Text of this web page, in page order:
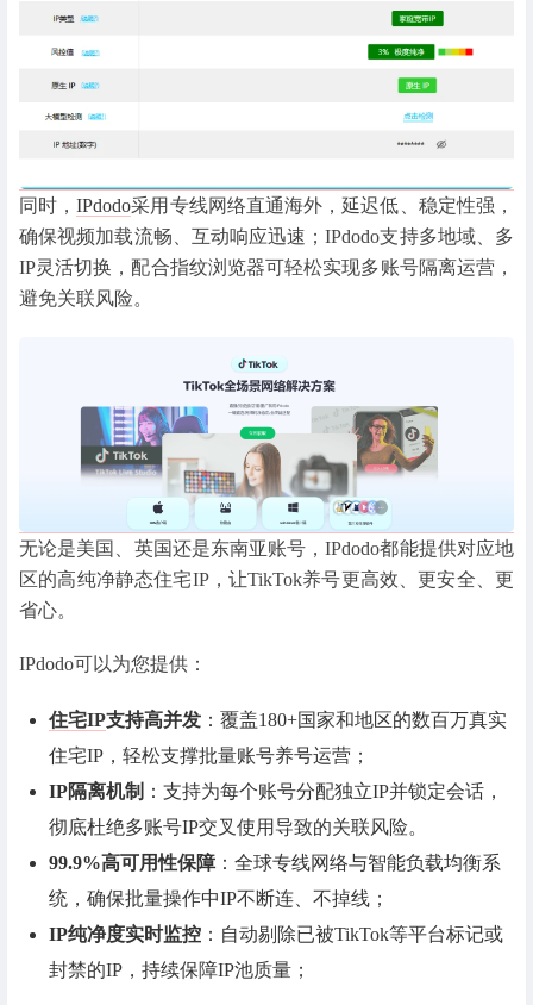
同时，IPdodo采用专线网络直通海外，延迟低、稳定性强，
确保视频加载流畅、互动响应迅速；IPdodo支持多地域、多
IP灵活切换，配合指纹浏览器可轻松实现多账号隔离运营，
避免关联风险。
无论是美国、英国还是东南亚账号，IPdodo都能提供对应地
区的高纯净静态住宅IP，让TikTok养号更高效、更安全、更
省心。
IPdodo可以为您提供：
住宅IP支持高并发 ：覆盖180+国家和地区的数百万真实
住宅IP，轻松支撑批量账号养号运营；
IP隔离机制 ：支持为每个账号分配独立IP并锁定会话，
彻底杜绝多账号IP交叉使用导致的关联风险。
99.9%高可用性保障 ：全球专线网络与智能负载均衡系
统，确保批量操作中IP不断连、不掉线；
IP纯净度实时监控 ：自动剔除已被TikTok等平台标记或
封禁的IP，持续保障IP池质量；